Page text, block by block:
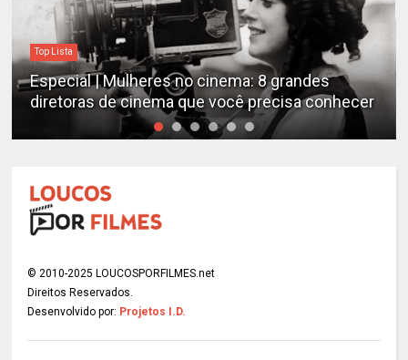
Destaques
Estudo determina os filmes de cães mais
emocionantes de todos os tempos
© 2010-2025 LOUCOSPORFILMES.net
Direitos Reservados.
Desenvolvido por: Projetos I.D.